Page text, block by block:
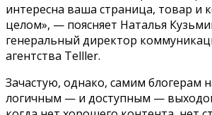
интересна ваша страница, товар и
целом», — поясняет Наталья
генеральный директор
агентства Telller.
Зачастую, однако, самим блогерам
логичным — и доступным —